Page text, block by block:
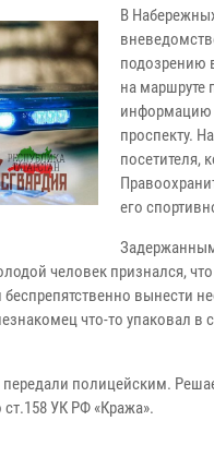
В
подозрению
на маршруте
информацию
проспекту.
посетителя,
его
человек признался,
вынести
что-то упаковал
полицейским.
УК РФ «Кража».